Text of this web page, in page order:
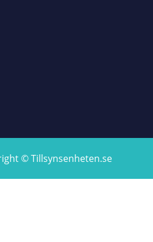
© Tillsynsenheten.se